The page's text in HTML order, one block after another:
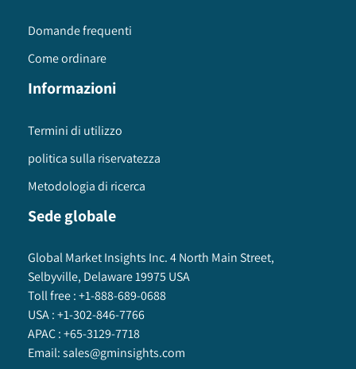
Domande frequenti
Come ordinare
Informazioni
Termini di utilizzo
politica sulla riservatezza
Metodologia di ricerca
Sede globale
Global Market Insights Inc. 4 North Main Street,
Selbyville, Delaware 19975 USA
Toll free :+1-888-689-0688
USA :+1-302-846-7766
APAC :+65-3129-7718
Email:sales@gminsights.com